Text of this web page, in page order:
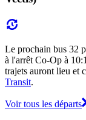
Le prochain bus 32
à l'arrêt Co-Op à
trajets auront lieu et
Transit.
Voir tous les départs